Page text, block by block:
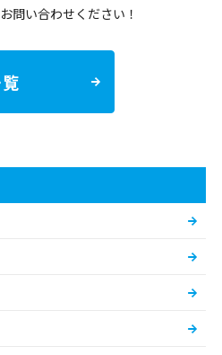
問い合わせください！